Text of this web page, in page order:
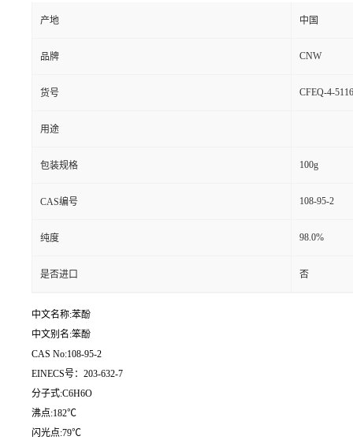
产地 中国
品牌 CNW
货号 CFEQ-4-
用途
包装规格 100g
CAS编号 108-95-2
纯度 98.0%
是否进口 否
中文名称:苯酚
中文别名:笨酚
CAS No:108-95-2
EINECS号：203-632-7
分子式:C6H6O
沸点:182℃
闪光点:79℃